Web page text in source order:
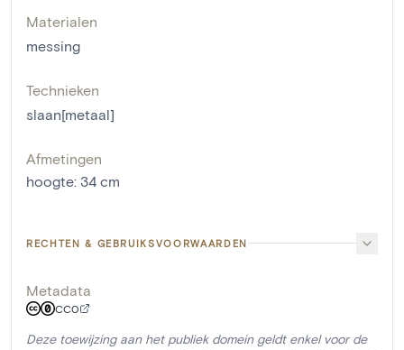
Materialen
messing
Technieken
slaan[metaal]
Afmetingen
hoogte: 34 cm
RECHTEN & GEBRUIKSVOORWAARDEN
Metadata
CC0
Deze toewijzing aan het publiek domein geldt enkel voor de